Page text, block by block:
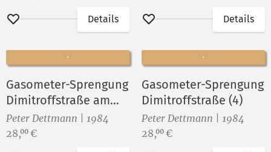
Merken
Details
Merken
Details
Gasometer-Sprengung
Dimitroffstraße am
28.Juli 1984 (2)
Peter Dettmann | 1984
Preis:
28,00 €
Gasometer-Sprengung
Dimitroffstraße (4)
Peter Dettmann | 1984
Preis:
28,00 €